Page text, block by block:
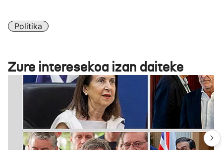
Politika
Zure interesekoa izan daiteke